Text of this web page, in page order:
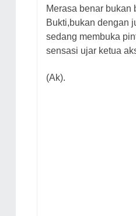
Merasa benar bukan
Bukti,bukan dengan
sedang membuka
sensasi ujar ketua
(Ak).